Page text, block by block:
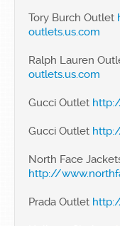
Tory Burch Outlet
outlets.us.com
Ralph Lauren
outlets.us.com
Gucci Outlet
Gucci Outlet
North Face
http://
Prada Outlet